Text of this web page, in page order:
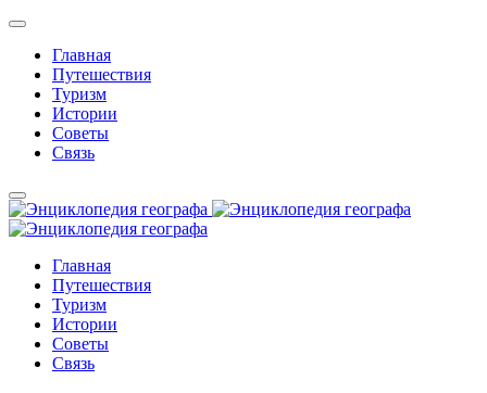
Главная
Путешествия
Туризм
Истории
Советы
Связь
Главная
Путешествия
Туризм
Истории
Советы
Связь